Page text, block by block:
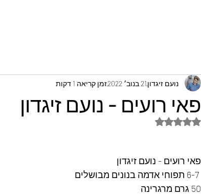
פאי רועים - נועם זיגדון
נועם זיגדון21 בנוב׳ 2022 זמן קריאה 1 דקות
דירוג של NaN מתוך 5 כוכבים
פאי רועים - נועם זיגדון
50 גרם מרגרינה